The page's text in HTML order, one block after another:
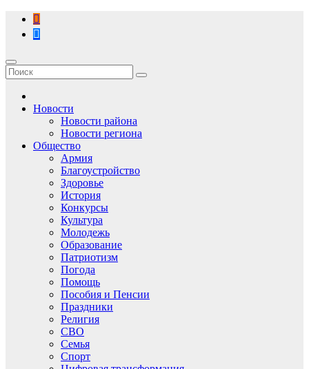
Перейти
содержимому
Новости
Новости района
Новости региона
Общество
Армия
Благоустройство
Здоровье
История
Конкурсы
Культура
Молодежь
Образование
Патриотизм
Погода
Помощь
Пособия и Пенсии
Праздники
Религия
СВО
Семья
Спорт